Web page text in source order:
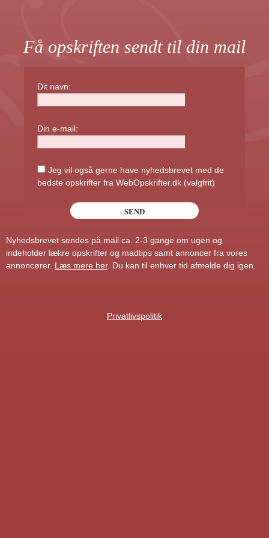
Få opskriften sendt til din mail
Dit navn:
Din e-mail:
Jeg vil også gerne have nyhedsbrevet med de
bedste opskrifter fra WebOpskrifter.dk (valgfrit)
Nyhedsbrevet sendes på mail ca. 2-3 gange om ugen og
indeholder lækre opskrifter og madtips samt annoncer fra vores
annoncører. Læs mere her. Du kan til enhver tid afmelde dig igen.
Privatlivspolitik